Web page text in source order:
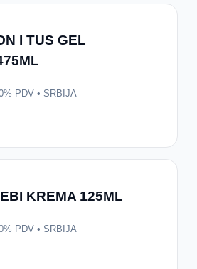
I TUS GEL
PDV • SRBIJA
KREMA 125ML
PDV • SRBIJA